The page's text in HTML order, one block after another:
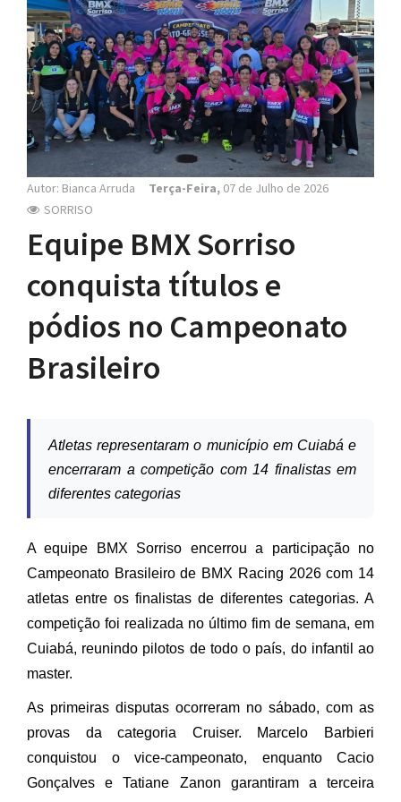
N
a
v
i
g
t
o
n
Autor: Bianca Arruda Terça-Feira, 07 de Julho de 2026
SORRISO
Equipe BMX Sorriso
conquista títulos e
pódios no Campeonato
Brasileiro
Atletas representaram o município em Cuiabá e
encerraram a competição com 14 finalistas em
diferentes categorias
A equipe BMX Sorriso encerrou a participação no
Campeonato Brasileiro de BMX Racing 2026 com 14
atletas entre os finalistas de diferentes categorias. A
competição foi realizada no último fim de semana, em
Cuiabá, reunindo pilotos de todo o país, do infantil ao
master.
As primeiras disputas ocorreram no sábado, com as
provas da categoria Cruiser. Marcelo Barbieri
conquistou o vice-campeonato, enquanto Cacio
Gonçalves e Tatiane Zanon garantiram a terceira